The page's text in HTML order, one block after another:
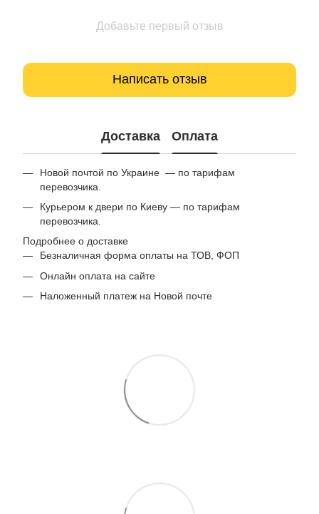
Добавьте первый отзыв
Написать отзыв
Доставка Оплата
Новой почтой по Украине — по тарифам
перевозчика.
Курьером к двери по Киеву — по тарифам
перевозчика.
Подробнее о доставке
Безналичная форма оплаты на ТОВ, ФОП
Онлайн оплата на сайте
Наложенный платеж на Новой почте